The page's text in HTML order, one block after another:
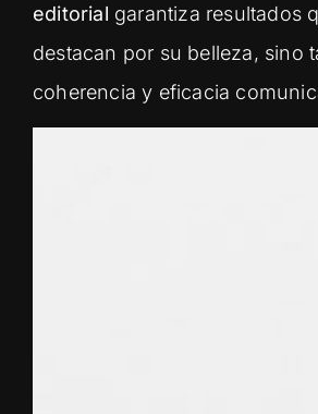
editorial garantiza resultados
destacan por su belleza, sino
coherencia y eficacia